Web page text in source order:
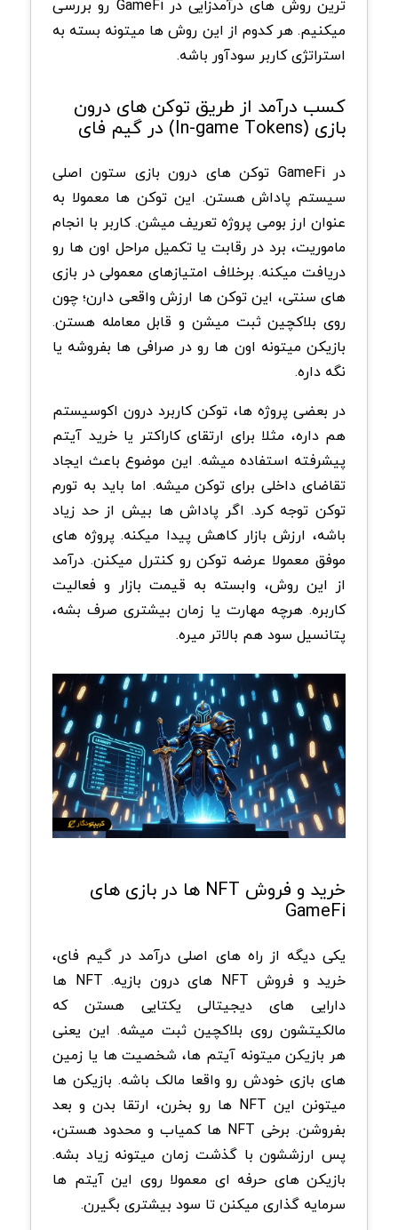
ترین روش های درآمدزایی در GameFi رو بررسی
میکنیم. هر کدوم از این روش ها میتونه بسته به
استراتژی کاربر سودآور باشه.
کسب درآمد از طریق توکن های درون
بازی (In-game Tokens) در گیم فای
در GameFi توکن های درون بازی ستون اصلی
سیستم پاداش هستن. این توکن ها معمولا به
عنوان ارز بومی پروژه تعریف میشن. کاربر با انجام
ماموریت، برد در رقابت یا تکمیل مراحل اون ها رو
دریافت میکنه. برخلاف امتیازهای معمولی در بازی
های سنتی، این توکن ها ارزش واقعی دارن؛ چون
روی بلاکچین ثبت میشن و قابل معامله هستن.
بازیکن میتونه اون ها رو در صرافی ها بفروشه یا
نگه داره.
در بعضی پروژه ها، توکن کاربرد درون اکوسیستم
هم داره، مثلا برای ارتقای کاراکتر یا خرید آیتم
پیشرفته استفاده میشه. این موضوع باعث ایجاد
تقاضای داخلی برای توکن میشه. اما باید به تورم
توکن توجه کرد. اگر پاداش ها بیش از حد زیاد
باشه، ارزش بازار کاهش پیدا میکنه. پروژه های
موفق معمولا عرضه توکن رو کنترل میکنن. درآمد
از این روش، وابسته به قیمت بازار و فعالیت
کاربره. هرچه مهارت یا زمان بیشتری صرف بشه،
پتانسیل سود هم بالاتر میره.
خرید و فروش NFT ها در بازی های
GameFi
یکی دیگه از راه های اصلی درآمد در گیم فای،
خرید و فروش NFT های درون بازیه. NFT ها
دارایی های دیجیتالی یکتایی هستن که
مالکیتشون روی بلاکچین ثبت میشه. این یعنی
هر بازیکن میتونه آیتم ها، شخصیت ها یا زمین
های بازی خودش رو واقعا مالک باشه. بازیکن ها
میتونن این NFT ها رو بخرن، ارتقا بدن و بعد
بفروشن. برخی NFT ها کمیاب و محدود هستن،
پس ارزششون با گذشت زمان میتونه زیاد بشه.
بازیکن های حرفه ای معمولا روی این آیتم ها
سرمایه گذاری میکنن تا سود بیشتری بگیرن.